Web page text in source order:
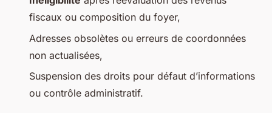
fiscaux ou composition du foyer,
Adresses obsolètes ou erreurs de coordonnées
non actualisées,
Suspension des droits pour défaut d’informations
ou contrôle administratif.